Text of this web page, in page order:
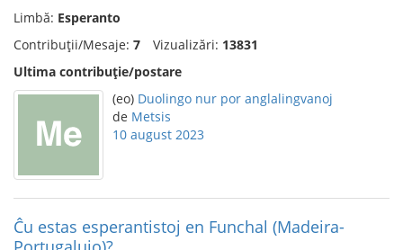
Limbă: Esperanto
Contribuții/Mesaje: 7 Vizualizări: 13831
Ultima contribuție/postare
(eo) Duolingo nur por anglalingvanoj
de Metsis
10 august 2023
Ĉu estas esperantistoj en Funchal (Madeira-